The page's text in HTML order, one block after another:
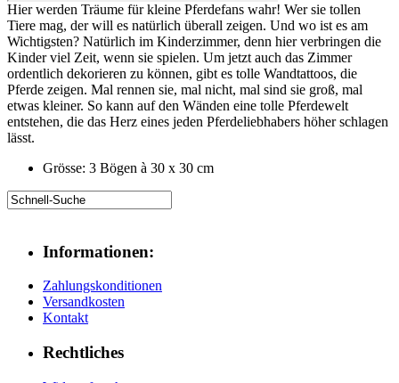
Hier werden Träume für kleine Pferdefans wahr! Wer sie tollen
Tiere mag, der will es natürlich überall zeigen. Und wo ist es am
Wichtigsten? Natürlich im Kinderzimmer, denn hier verbringen die
Kinder viel Zeit, wenn sie spielen. Um jetzt auch das Zimmer
ordentlich dekorieren zu können, gibt es tolle Wandtattoos, die
Pferde zeigen. Mal rennen sie, mal nicht, mal sind sie groß, mal
etwas kleiner. So kann auf den Wänden eine tolle Pferdewelt
entstehen, die das Herz eines jeden Pferdeliebhabers höher schlagen
lässt.
Grösse: 3 Bögen à 30 x 30 cm
Informationen:
Zahlungskonditionen
Versandkosten
Kontakt
Rechtliches